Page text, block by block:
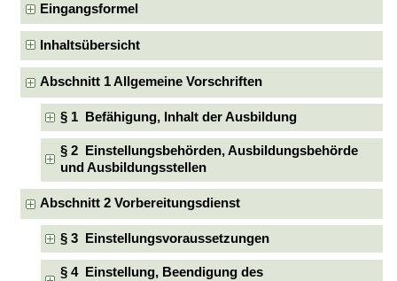
Eingangsformel
Inhaltsübersicht
Abschnitt 1 Allgemeine Vorschriften
§ 1 Befähigung, Inhalt der Ausbildung
§ 2 Einstellungsbehörden, Ausbildungsbehörde
und Ausbildungsstellen
Abschnitt 2 Vorbereitungsdienst
§ 3 Einstellungsvoraussetzungen
§ 4 Einstellung, Beendigung des